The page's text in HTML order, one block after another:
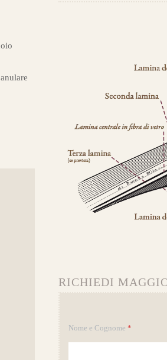
RICHIEDI
Nome e Cognome *